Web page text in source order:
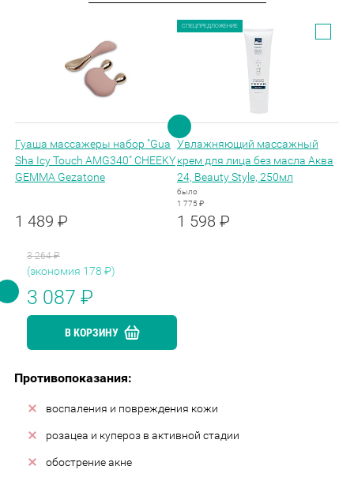
Гуаша массажеры набор "Gua
Sha Icy Touch AMG340" CHEEKY
GEMMA Gezatone
1 489 ₽
СПЕЦПРЕДЛОЖЕНИЕ
Увлажняющий массажный
крем для лица без масла Аква
24, Beauty Style, 250мл
было
1 775 ₽
1 598 ₽
3 264₽
(экономия 178 ₽)
3 087 ₽
В КОРЗИНУ
Противопоказания:
воспаления и повреждения кожи
розацеа и купероз в активной стадии
обострение акне